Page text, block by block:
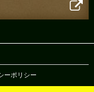
ーポリシー